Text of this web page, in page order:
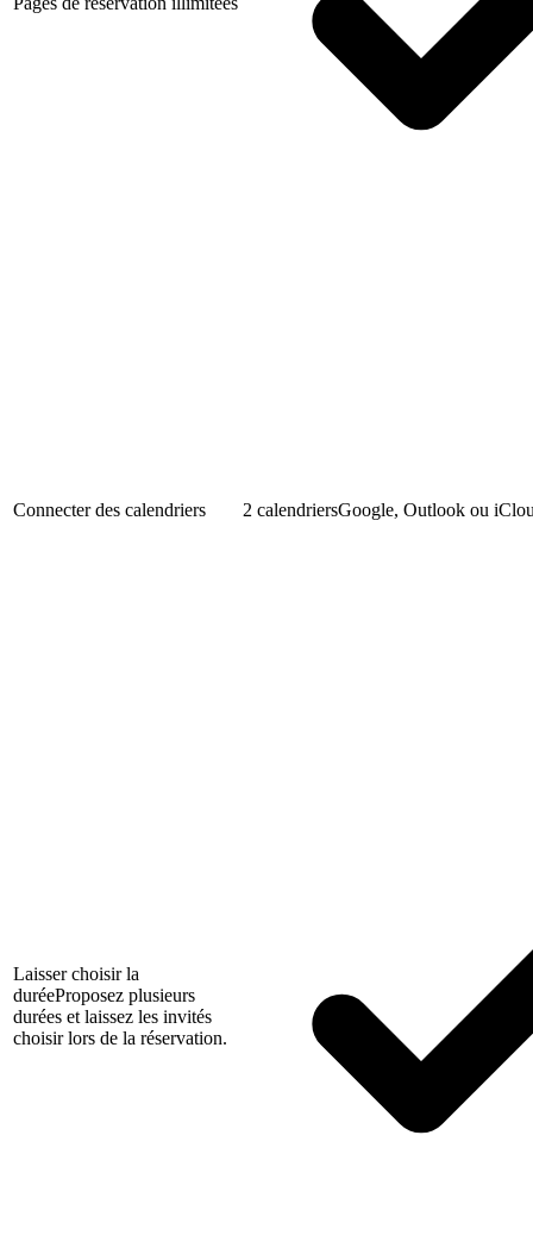
Connecter des calendriers 2 calendriersGoogle, Outlook ou
Laisser choisir la
duréeProposez plusieurs
durées et laissez les invités
choisir lors de la réservation.